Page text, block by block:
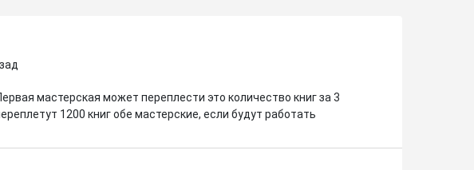
мастерская может переплести это количество книг за 3
1200 книг обе мастерские, если будут работать